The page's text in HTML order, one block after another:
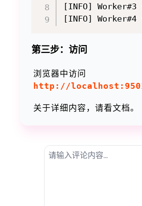
[INFO]
第三步：访问
浏览器中访问
http://
关于详细内容，请看文档。